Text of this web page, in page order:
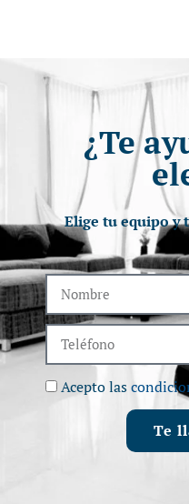
¿Te
Elige tu equipo y
Acepto las
Te